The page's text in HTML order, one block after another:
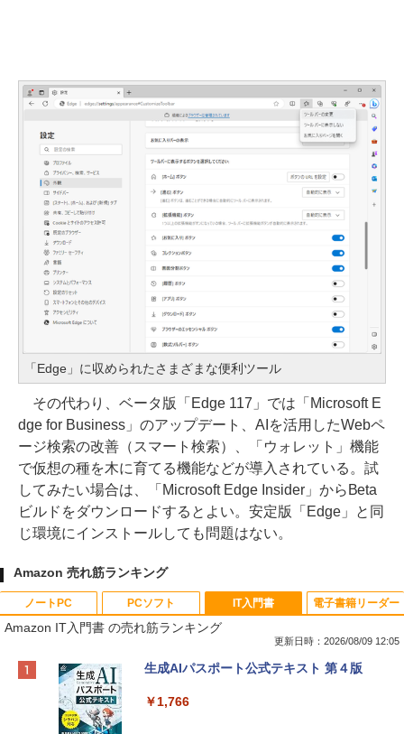
「Edge」に収められたさまざまな便利ツール
その代わり、ベータ版「Edge 117」では「Microsoft E
dge for Business」のアップデート、AIを活用したWebペ
ージ検索の改善（スマート検索）、「ウォレット」機能
で仮想の種を木に育てる機能などが導入されている。試
してみたい場合は、「Microsoft Edge Insider」からBeta
ビルドをダウンロードするとよい。安定版「Edge」と同
じ環境にインストールしても問題はない。
Amazon 売れ筋ランキング
ノートPC
Apple 2026 MacBook Neo A18 Proチッ
e Intelligenceのために設計、Liquid Ret
PCソフト
Robloxギフトカード - 800 Robux 【限
インゲームコード】 ロブロックス | オン
IT入門書
Amazon IT入門書 の売れ筋ランキング
更新日時：2026/08/09 12:05
生成AIパスポート公式テキスト 第４版
￥1,766
電子書籍リーダー